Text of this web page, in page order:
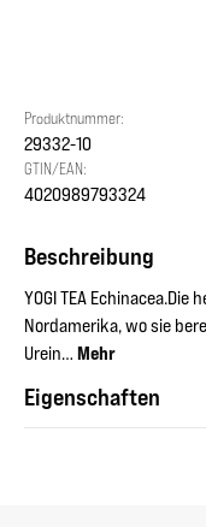
Produktnummer:
29332-10
GTIN/EAN:
4020989793324
Beschreibung
YOGI TEA
Nordamerika, wo sie
Urein… Mehr
Eigenschaften